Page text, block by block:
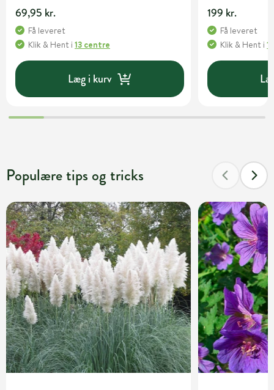
69,95 kr.
Få leveret
Klik & Hent i 13 centre
Læg i kurv
199 kr.
Få leveret
Klik & Hent i
Populære tips og tricks